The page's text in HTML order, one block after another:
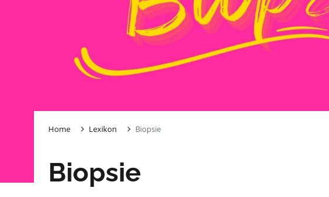
Home Lexikon Biopsie
Biopsie